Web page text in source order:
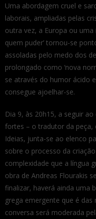
Uma abordagem cruel e
laborais, ampliadas pelas
outra vez, a Europa ou uma
quem puder’ tornou-se
assoladas pelo medo dos
prolongado como ‘nova
se através do humor ácido
consegue ajoelhar-se.
Dia 9, às 20h15, a seguir
fortes – o tradutor da peça,
Ideias, junta-se ao elenco
sobre o processo da
complexidade que a língua
obra de Andreas Flourakis
finalizar, haverá ainda uma
grega emergente que é
conversa será moderada